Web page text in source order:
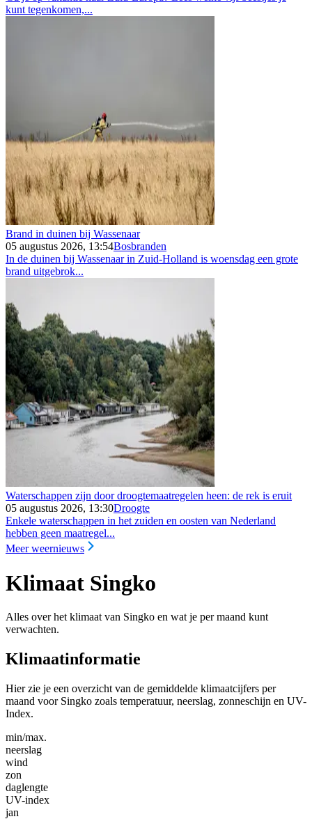
kunt tegenkomen,...
Brand in duinen bij Wassenaar
05 augustus 2026, 13:54Bosbranden
In de duinen bij Wassenaar in Zuid-Holland is woensdag een grote
brand uitgebrok...
Waterschappen zijn door droogtemaatregelen heen: de rek is eruit
05 augustus 2026, 13:30Droogte
Enkele waterschappen in het zuiden en oosten van Nederland
hebben geen maatregel...
Meer weernieuws
Klimaat Singko
Alles over het klimaat van Singko en wat je per maand kunt
verwachten.
Klimaatinformatie
Hier zie je een overzicht van de gemiddelde klimaatcijfers per
maand voor Singko zoals temperatuur, neerslag, zonneschijn en UV-
Index.
min/max.
neerslag
wind
zon
daglengte
UV-index
jan